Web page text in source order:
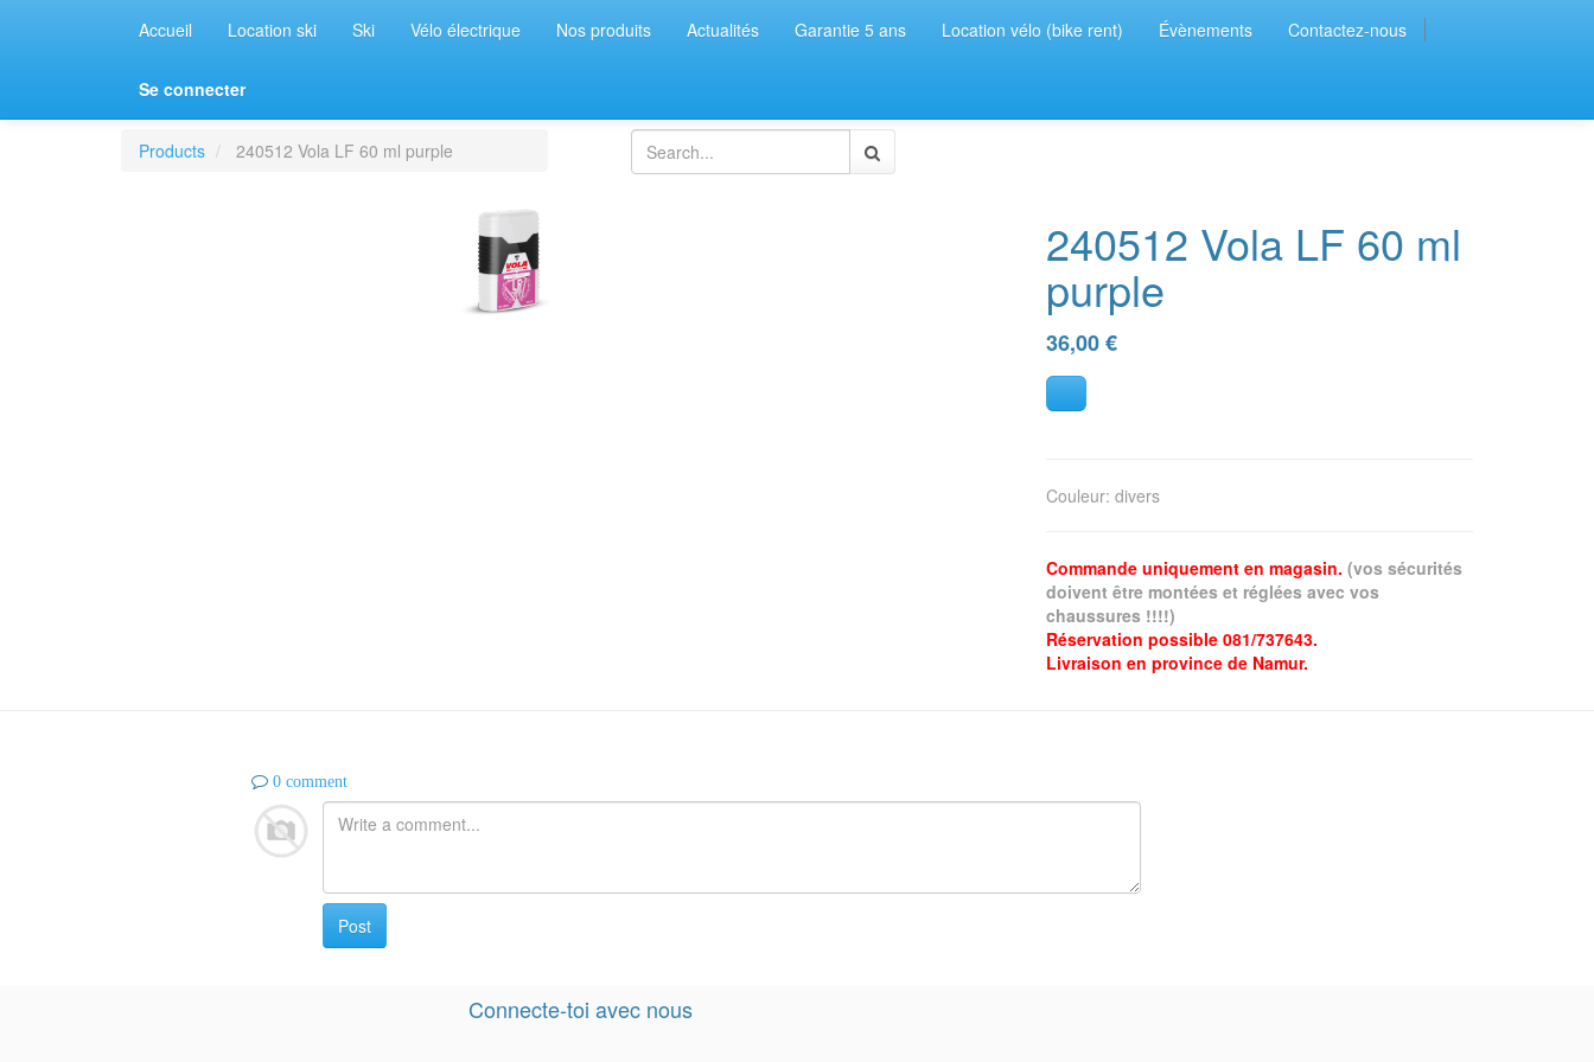
Accueil Location ski Ski Vélo électrique Nos produits Actualités Garantie 5 ans Location vélo (bike rent) Évènements Contactez-nous
Se connecter
Products 240512 Vola LF 60 ml purple
240512 Vola LF 60 ml
purple
36,00€
Couleur: divers
Commande uniquement en magasin. (vos sécurités
doivent être montées et réglées avec vos
chaussures !!!!)
Réservation possible 081/737643.
Livraison en province de Namur.
0 comment
Post
Connecte-toi avec nous